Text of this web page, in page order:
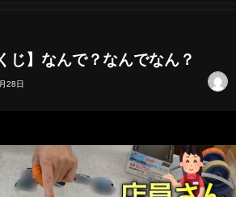
じ】なんで？なんでなん？
28日